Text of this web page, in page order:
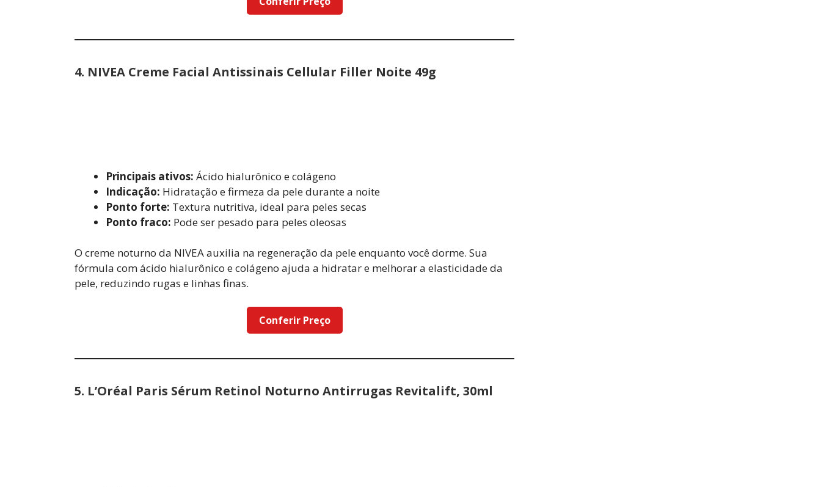
4. NIVEA Creme Facial Antissinais Cellular Filler Noite 49g
Principais ativos: Ácido hialurônico e colágeno
Indicação: Hidratação e firmeza da pele durante a noite
Ponto forte: Textura nutritiva, ideal para peles secas
Ponto fraco: Pode ser pesado para peles oleosas
O creme noturno da NIVEA auxilia na regeneração da pele enquanto você dorme. Sua
fórmula com ácido hialurônico e colágeno ajuda a hidratar e melhorar a elasticidade da
pele, reduzindo rugas e linhas finas.
Conferir Preço
5. L’Oréal Paris Sérum Retinol Noturno Antirrugas Revitalift, 30ml